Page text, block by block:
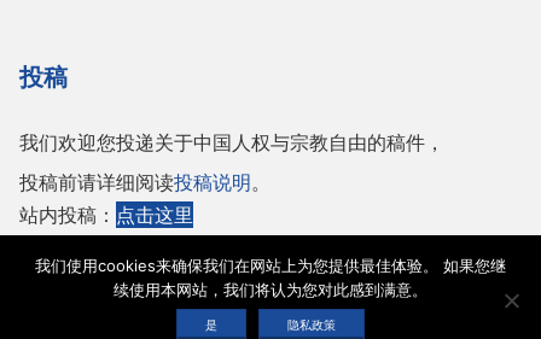
投稿
我们欢迎您投递关于中国人权与宗教自由的稿件，
投稿前请详细阅读投稿说明。
站内投稿： 点击这里
Copyright © 2026 保护人权与宗教自由协会 |网站使用条款
我们使用cookies来确保我们在网站上为您提供最佳体验。 如果您继
续使用本网站，我们将认为您对此感到满意。
是 隐私政策